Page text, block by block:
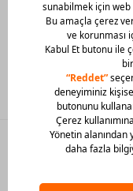
Mobil